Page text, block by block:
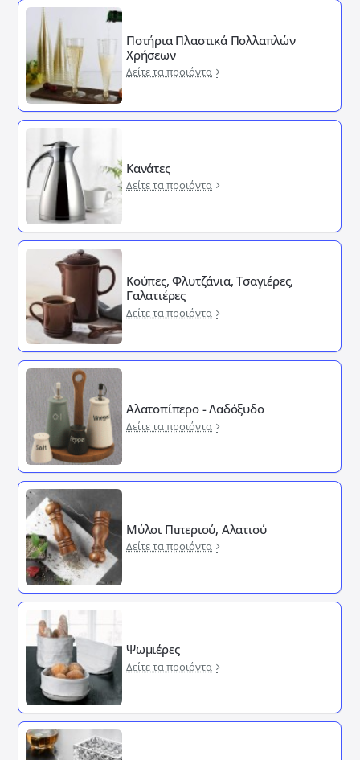
Ποτήρια Πλαστικά Πολλαπλών
Χρήσεων
Δείτε τα προιόντα
Κανάτες
Δείτε τα προιόντα
Κούπες, Φλυτζάνια, Τσαγιέρες,
Γαλατιέρες
Δείτε τα προιόντα
Αλατοπίπερο - Λαδόξυδο
Δείτε τα προιόντα
Μύλοι Πιπεριού, Αλατιού
Δείτε τα προιόντα
Ψωμιέρες
Δείτε τα προιόντα